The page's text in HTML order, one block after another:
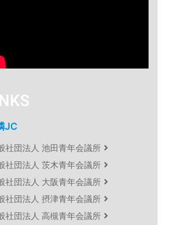
JC
社団法人 池田青年会議所
社団法人 茨木青年会議所
社団法人 大阪青年会議所
社団法人 摂津青年会議所
社団法人 高槻青年会議所